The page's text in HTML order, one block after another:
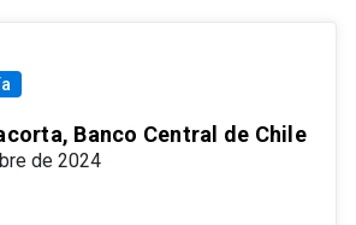
Banco Central de Chile
de 2024